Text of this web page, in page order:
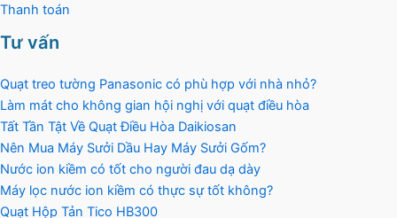
Thanh toán
Tư vấn
Quạt treo tường Panasonic có phù hợp với nhà nhỏ?
Làm mát cho không gian hội nghị với quạt điều hòa
Tất Tần Tật Về Quạt Điều Hòa Daikiosan
Nên Mua Máy Sưởi Dầu Hay Máy Sưởi Gốm?
Nước ion kiềm có tốt cho người đau dạ dày
Máy lọc nước ion kiềm có thực sự tốt không?
Quạt Hộp Tản Tico HB300